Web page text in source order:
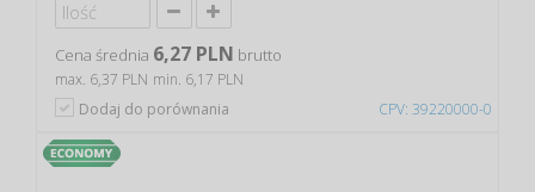
CPV: 39220000-0
Cena średnia 6,27 PLN brutto
max. 6,37 PLN min. 6,17 PLN
Dodaj do porównania